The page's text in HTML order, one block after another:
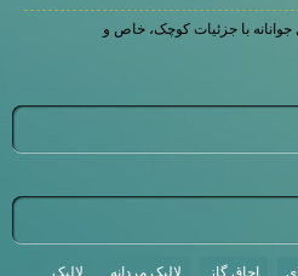
با جزئیات کوچک، خاص و
اجاق گاز لالیک مردانه لالیک